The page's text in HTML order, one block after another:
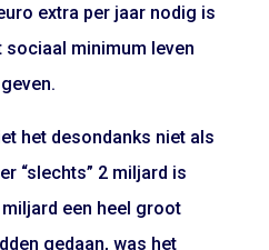
extra per jaar nodig is
sociaal minimum leven
het desondanks niet als
“slechts” 2 miljard is
een heel groot
gedaan, was het